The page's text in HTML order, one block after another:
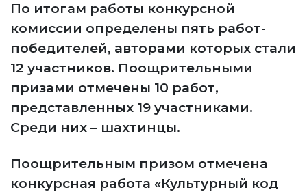
По итогам работы конкурсной
комиссии определены пять работ-
победителей, авторами которых стали
12 участников. Поощрительными
призами отмечены 10 работ,
представленных 19 участниками.
Среди них – шахтинцы.
Поощрительным призом отмечена
конкурсная работа «Культурный код